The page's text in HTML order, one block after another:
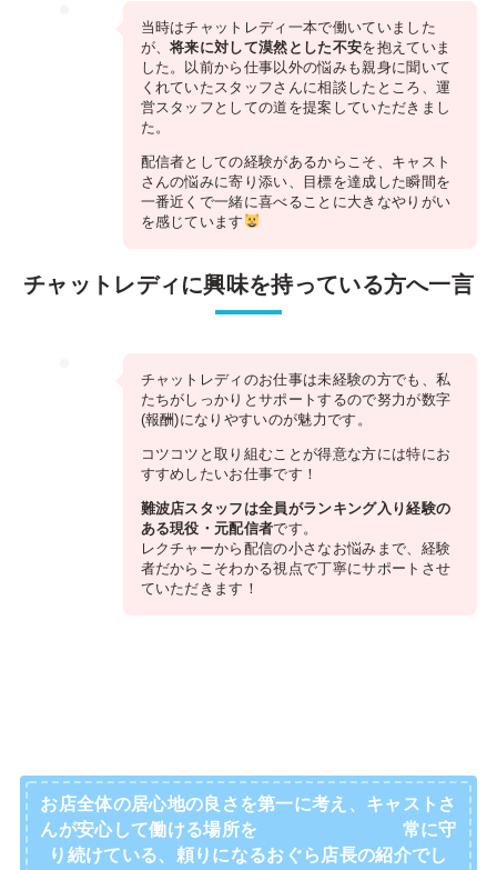
当時はチャットレディ一本で働いていました
が、将来に対して漠然とした不安を抱えていま
した。以前から仕事以外の悩みも親身に聞いて
くれていたスタッフさんに相談したところ、運
営スタッフとしての道を提案していただきまし
た。
配信者としての経験があるからこそ、キャスト
さんの悩みに寄り添い、目標を達成した瞬間を
一番近くで一緒に喜べることに大きなやりがい
を感じています
チャットレディに興味を持っている方へ一言
チャットレディのお仕事は未経験の方でも、私
たちがしっかりとサポートするので努力が数字
(報酬)になりやすいのが魅力です。
コツコツと取り組むことが得意な方には特にお
すすめしたいお仕事です！
難波店スタッフは全員がランキング入り経験の
ある現役・元配信者です。
レクチャーから配信の小さなお悩みまで、経験
者だからこそわかる視点で丁寧にサポートさせ
ていただきます！
お店全体の居心地の良さを第一に考え、キャストさ
んが安心して働ける場所を 常に守
り続けている、頼りになるおぐら店長の紹介でし